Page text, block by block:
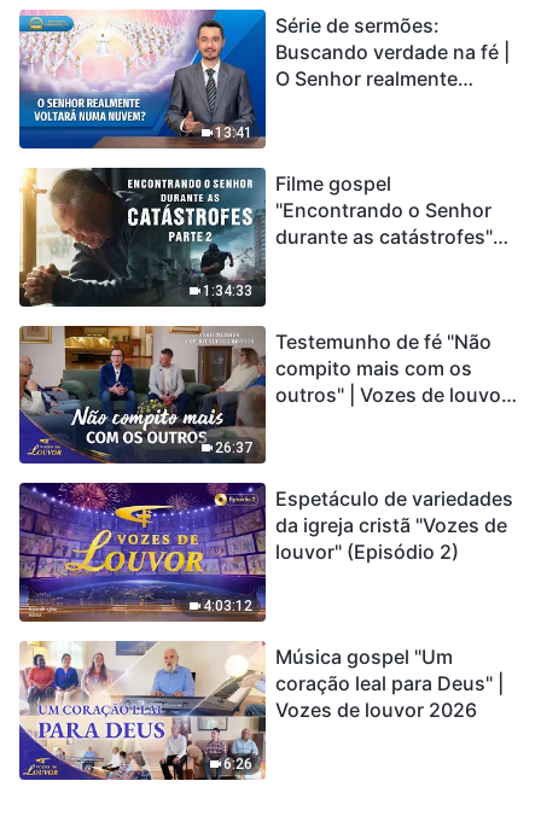
13:41
Série de sermões:
Buscando verdade na fé |
O Senhor realmente
1:34:33
Filme gospel
"Encontrando o Senhor
durante as catástrofes"
catástrofes ccontecem, a
humanidade está
entrando em contagem
26:37
Testemunho de fé "Não
compito mais com os
outros" | Vozes de louvor
4:03:12
Espetáculo de variedades
da igreja cristã "Vozes de
louvor" (Episódio 2)
6:26
Música gospel "Um
coração leal para Deus" |
Vozes de louvor 2026